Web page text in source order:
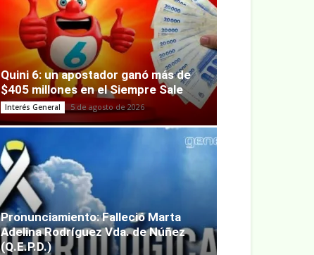
Quini 6: un apostador ganó más de
$405 millones en el Siempre Sale
Interés General 5 de agosto de 2026
Pronunciamiento: Falleció Marta
Adelina Rodríguez Vda. de Núñez
(Q.E.P.D.)